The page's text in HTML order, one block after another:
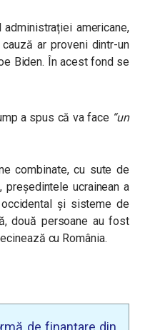
americane,
ar proveni dintr-un
Biden. În acest fond se
a spus că va face“un
combinate, cu sute de
președintele ucrainean a
și sisteme de
două persoane au fost
cu România.
de finanțare din